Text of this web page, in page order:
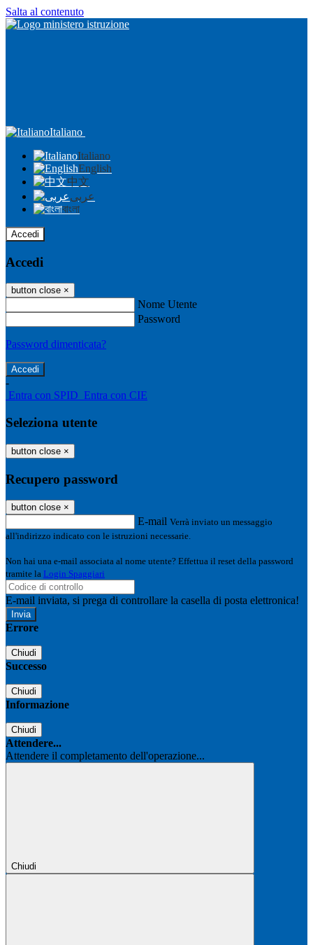
Salta al contenuto
Italiano
Italiano
English
中文
عربى
বাংলা
Accedi
Accedi
button close ×
Nome Utente
Password
Password dimenticata?
-
Entra con SPID Entra con CIE
Seleziona utente
button close ×
Recupero password
button close ×
E-mail Verrà inviato un messaggio
all'indirizzo indicato con le istruzioni necessarie.
Non hai una e-mail associata al nome utente? Effettua il reset della password
tramite la Login Spaggiari
E-mail inviata, si prega di controllare la casella di posta elettronica!
Errore
Chiudi
Successo
Chiudi
Informazione
Chiudi
Attendere...
Attendere il completamento dell'operazione...
Chiudi